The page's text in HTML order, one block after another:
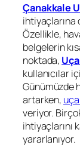
Çanakkale
ihtiyaçlarına
Özellikle,
belgelerin
noktada,
kullanıcılar
Günümüzde
artarken,
veriyor.
ihtiyaçlarını
yararlanıyor.